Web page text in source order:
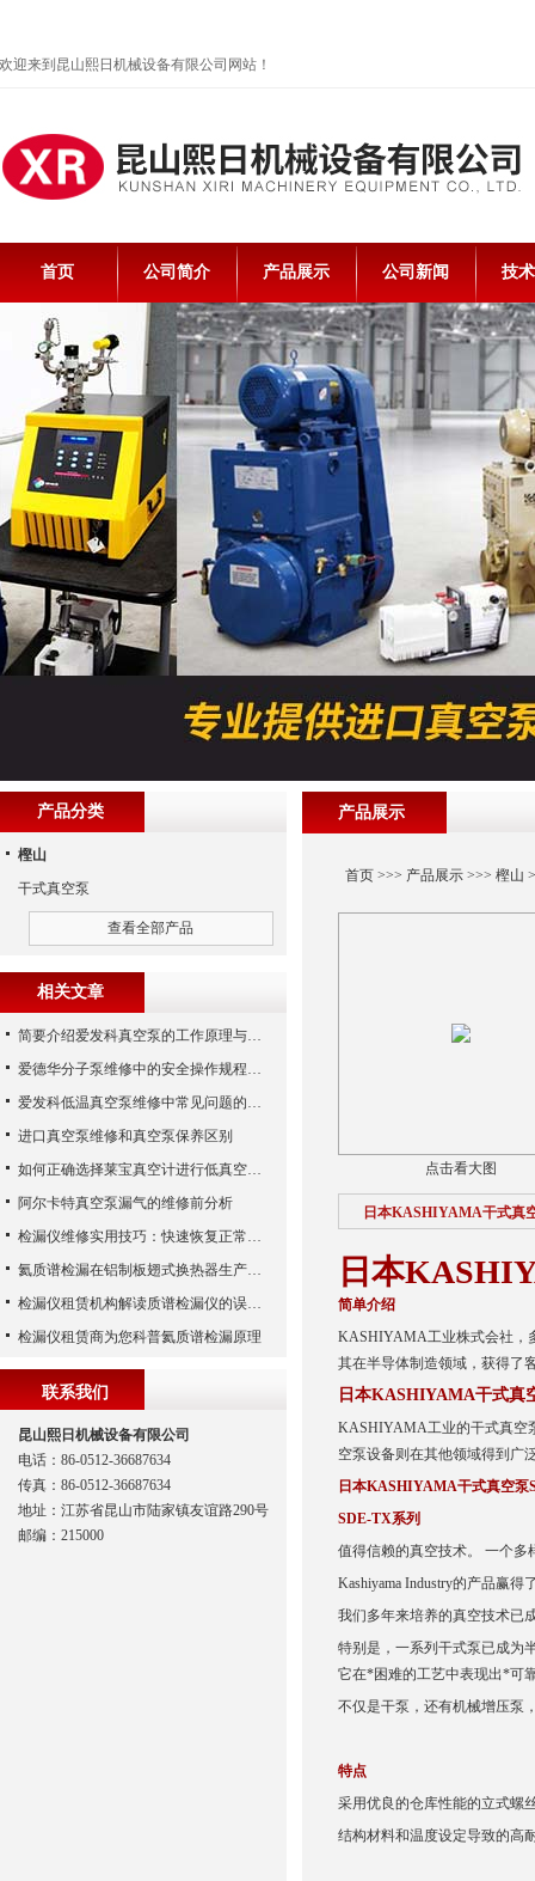
欢迎来到昆山熙日机械设备有限公司网站！
首页 公司简介 产品展示 公司新闻 技
产品展示
首页>>> 产品展示>>> 樫山
点击看大图
日本KASHIYAMA干式真
日本
简单介绍
KASHIYAMA工业株式会社，
其在半导体制造领域，获得了
日本KASHIYAMA干式真
KASHIYAMA工业的干式真空
空泵设备则在其他领域得到广
日本KASHIYAMA干式真空泵
SDE-TX系列
值得信赖的真空技术。
一个多
Kashiyama Industry的产品赢
我们多年来培养的真空技术已
特别是，一系列干式泵已成为
它在*困难的工艺中表现出*可
不仅是干泵，还有机械增压泵
特点
采用优良的仓库性能的立式螺
结构材料和温度设定导致的高
产品分类
樫山
干式真空泵
查看全部产品
相关文章
简要介绍爱发科真空泵的工作原理与主要部件
爱德华分子泵维修中的安全操作规程介绍
爱发科低温真空泵维修中常见问题的处理经验
进口真空泵维修和真空泵保养区别
如何正确选择莱宝真空计进行低真空测量
阿尔卡特真空泵漏气的维修前分析
检漏仪维修实用技巧：快速恢复正常运行
氦质谱检漏在铝制板翅式换热器生产中的应用
检漏仪租赁机构解读质谱检漏仪的误差来源
检漏仪租赁商为您科普氦质谱检漏原理
联系我们
昆山熙日机械设备有限公司
电话：86-0512-36687634
传真：86-0512-36687634
地址：江苏省昆山市陆家镇友谊路290号
邮编：215000